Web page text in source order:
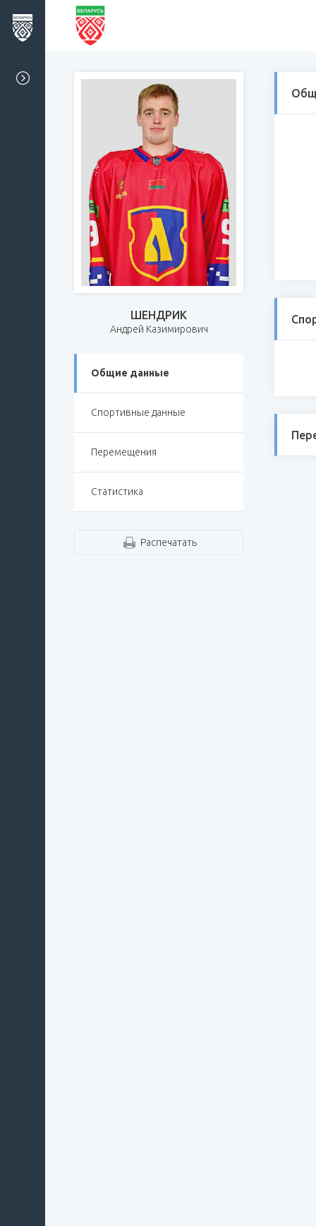
ШЕНДРИК
Андрей Казимирович
Общие данные
Спортивные данные
Перемещения
Статистика
Распечатать